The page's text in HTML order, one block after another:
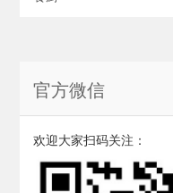
官方微信
欢迎大家扫码关注：